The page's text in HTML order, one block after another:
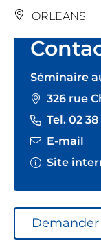
ORLEANS
Séminaire
326 rue
Tel. 02 38
E-mail
Site